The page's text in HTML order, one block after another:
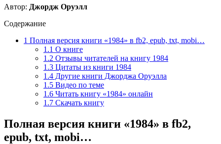
Автор: Джордж Оруэлл
Содержание
1 Полная версия книги «1984» в fb2, epub, txt, mobi…
1.1 О книге
1.2 Отзывы читателей на книгу 1984
1.3 Цитаты из книги 1984
1.4 Другие книги Джорджа Оруэлла
1.5 Видео по теме
1.6 Читать книгу «1984» онлайн
1.7 Скачать книгу
Полная версия книги «1984» в fb2,
epub, txt, mobi…